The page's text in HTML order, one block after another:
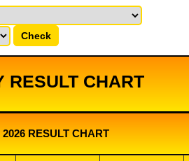
Check
RESULT CHART
RESULT CHART